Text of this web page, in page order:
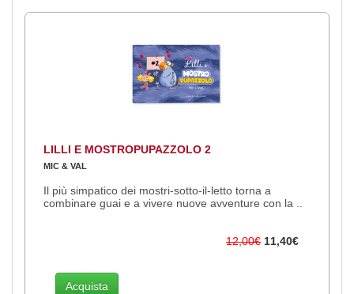
LILLI E MOSTROPUPAZZOLO 2
MIC & VAL
Il più simpatico dei mostri-sotto-il-letto torna a
combinare guai e a vivere nuove avventure con la ..
12,00€ 11,40€
Acquista